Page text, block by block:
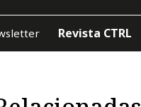
Revista CTRL